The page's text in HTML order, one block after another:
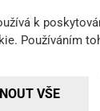
k
Používáním
VŠE